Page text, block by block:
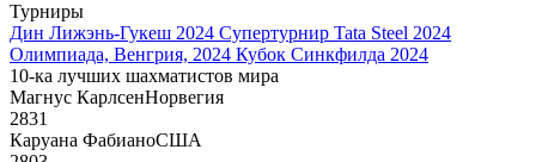
Турниры
Дин Лижэнь-Гукеш 2024 Супертурнир Tata Steel 2024
Олимпиада, Венгрия, 2024 Кубок Синкфилда 2024
10-ка лучших шахматистов мира
Магнус КарлсенНорвегия
2831
Каруана ФабианоСША